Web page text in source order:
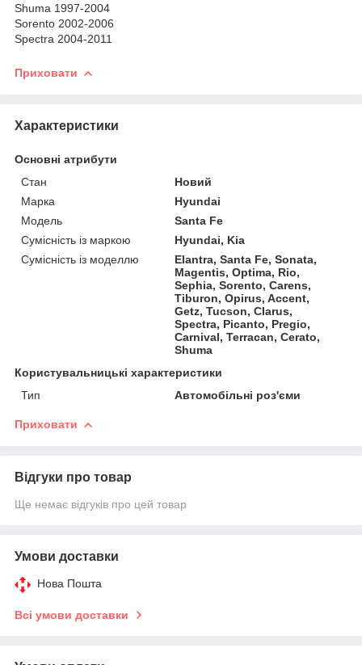
Shuma 1997-2004
Sorento 2002-2006
Spectra 2004-2011
Приховати
Характеристики
Основні атрибути
Стан
Новий
Марка
Hyundai
Модель
Santa Fe
Сумісність із маркою
Hyundai, Kia
Сумісність із моделлю
Elantra, Santa Fe, Sonata,
Magentis, Optima, Rio,
Sephia, Sorento, Carens,
Tiburon, Opirus, Accent,
Getz, Tucson, Clarus,
Spectra, Picanto, Pregio,
Carnival, Terracan, Cerato,
Shuma
Користувальницькі характеристики
Тип
Автомобільні роз'єми
Приховати
Відгуки про товар
Ще немає відгуків про цей товар
Умови доставки
Нова Пошта
Всі умови доставки